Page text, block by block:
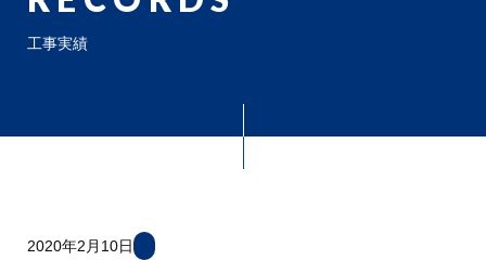
工事実績
2020年2月10日